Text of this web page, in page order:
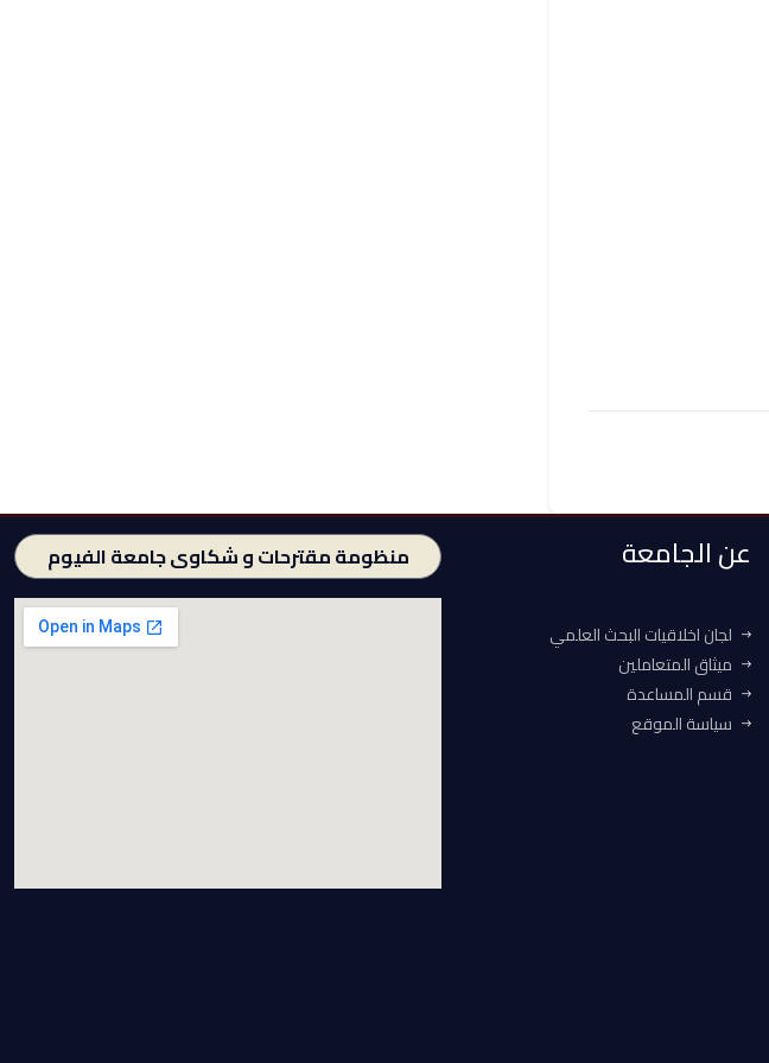
عن الجامعة
لجان اخلاقيات البحث العلمي
ميثاق المتعاملين
قسم المساعدة
سياسة الموقع
منظومة مقترحات و شكاوى جامعة الفيوم